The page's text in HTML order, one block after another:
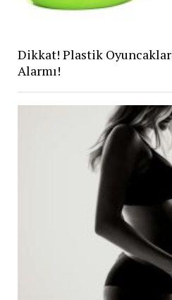
Dikkat! Plastik
Alarmı!